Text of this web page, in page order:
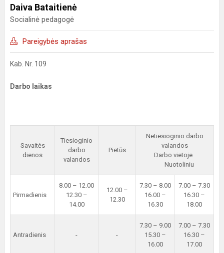
Daiva Bataitienė
Socialinė pedagogė
Pareigybės aprašas
Kab. Nr. 109
Darbo laikas
Savaitės
dienos
Tiesioginio
darbo
valandos
Pietūs
Netiesioginio darbo
valandos
Darbo vietoje
Nuotoliniu
Pirmadienis
8.00 – 12.00
12.30 –
14.00
12.00 –
12.30
7.30 – 8.00
16.00 –
16.30
7.00 – 7.30
16.30 –
18.00
Antradienis - -
7.30 – 9.00
15.30 –
16.00
7.00 – 7.30
16.30 –
17.00